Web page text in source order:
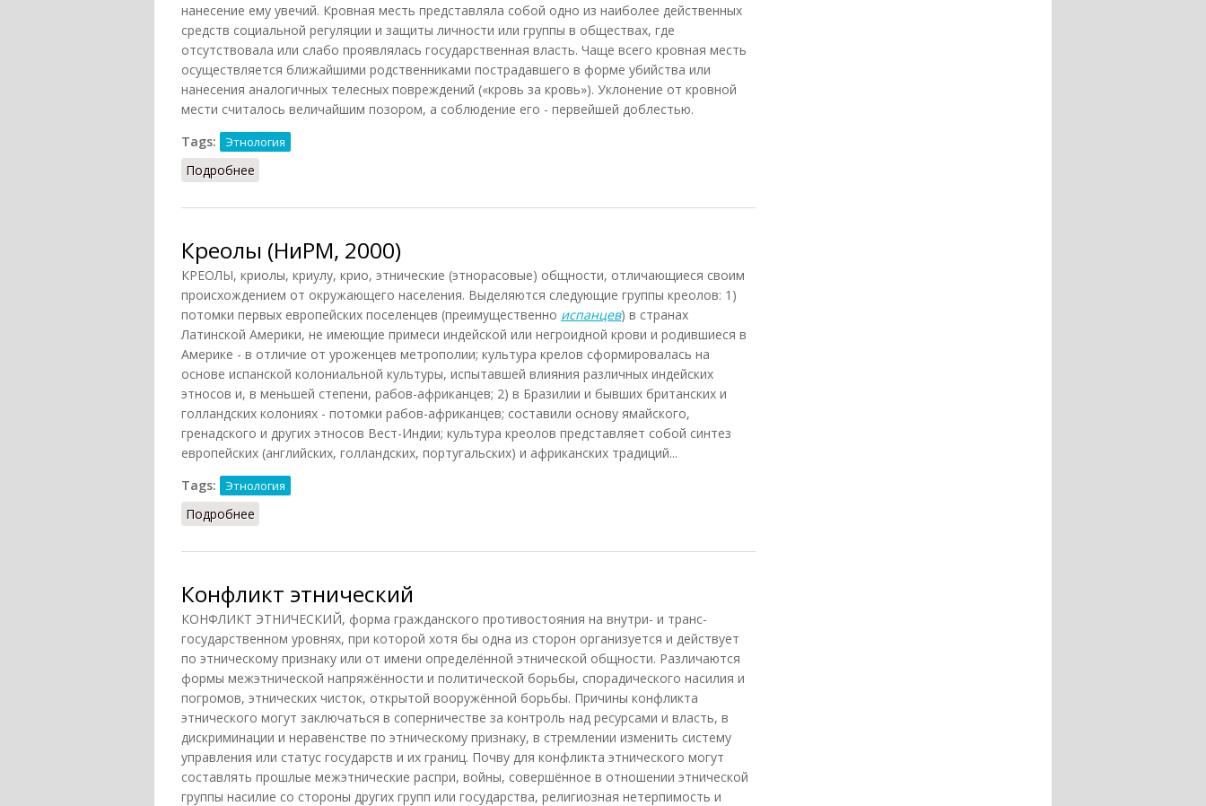
нанесение ему увечий. Кровная месть представляла собой одно из наиболее действенных
средств социальной регуляции и защиты личности или группы в обществах, где
отсутствовала или слабо проявлялась государственная власть. Чаще всего кровная месть
осуществляется ближайшими родственниками пострадавшего в форме убийства или
нанесения аналогичных телесных повреждений («кровь за кровь»). Уклонение от кровной
мести считалось величайшим позором, а соблюдение его - первейшей доблестью.
Tags:
Этнология
Подробнее
Креолы (НиРМ, 2000)
КРЕОЛЫ, криолы, криулу, крио, этнические (этнорасовые) общности, отличающиеся своим
происхождением от окружающего населения. Выделяются следующие группы креолов: 1)
потомки первых европейских поселенцев (преимущественно испанцев) в странах
Латинской Америки, не имеющие примеси индейской или негроидной крови и родившиеся в
Америке - в отличие от уроженцев метрополии; культура крелов сформировалась на
основе испанской колониальной культуры, испытавшей влияния различных индейских
этносов и, в меньшей степени, рабов-африканцев; 2) в Бразилии и бывших британских и
голландских колониях - потомки рабов-африканцев; составили основу ямайского,
гренадского и других этносов Вест-Индии; культура креолов представляет собой синтез
европейских (английских, голландских, португальских) и африканских традиций...
Tags:
Этнология
Подробнее
Конфликт этнический
КОНФЛИКТ ЭТНИЧЕСКИЙ, форма гражданского противостояния на внутри- и транс-
государственном уровнях, при которой хотя бы одна из сторон организуется и действует
по этническому признаку или от имени определённой этнической общности. Различаются
формы межэтнической напряжённости и политической борьбы, спорадического насилия и
погромов, этнических чисток, открытой вооружённой борьбы. Причины конфликта
этнического могут заключаться в соперничестве за контроль над ресурсами и власть, в
дискриминации и неравенстве по этническому признаку, в стремлении изменить систему
управления или статус государств и их границ. Почву для конфликта этнического могут
составлять прошлые межэтнические распри, войны, совершённое в отношении этнической
группы насилие со стороны других групп или государства, религиозная нетерпимость и